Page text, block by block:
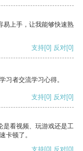
易上手，让我能够快速熟
支持[0] 反对[0]
习者交流学习心得。
支持[0] 反对[0]
是看视频、玩游戏还是工
卡顿了。
支持[0] 反对[0]